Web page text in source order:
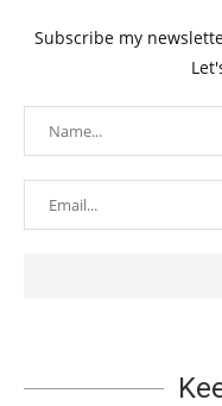
Subscribe my